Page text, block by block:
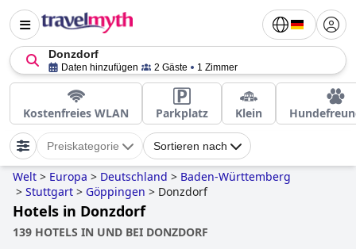
Donzdorf
Daten hinzufügen 2 Gäste 1 Zimmer
Kostenfreies WLAN Parkplatz Klein
Preiskategorie Sortieren nach
Welt > Europa > Deutschland > Baden-Württemberg
> Stuttgart > Göppingen > Donzdorf
Hotels in Donzdorf
139 HOTELS IN UND BEI DONZDORF